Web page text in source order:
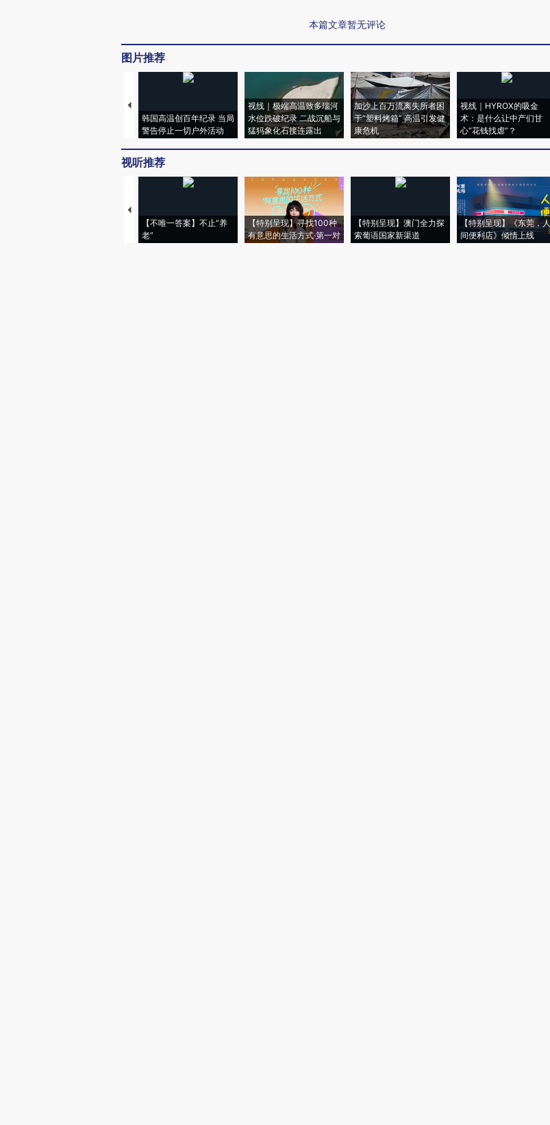
本篇文章暂无评论
图片推荐
韩国高温创百年纪录 当局
警告停止一切户外活动
视线｜极端高温致多瑙河
水位跌破纪录 二战沉船与
猛犸象化石接连露出
加沙上百万流离失所者困
于“塑料烤箱” 高温引发健
康危机
视线｜HYROX的吸金
术：是什么让中产们甘
心“花钱找虐”？
视听推荐
【不唯一答案】不止“养
老”
【特别呈现】寻找100种
有意思的生活方式·第一对
【特别呈现】澳门全力探
索葡语国家新渠道
【特别呈现】《东莞，人
间便利店》倾情上线